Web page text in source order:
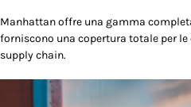
Manhattan offre una gamma
forniscono una copertura totale per
supply chain.